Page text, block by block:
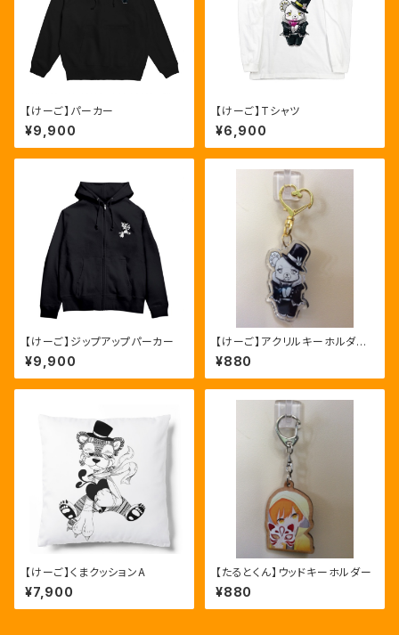
【けーご】パーカー
¥9,900
【けーご】Tシャツ
¥6,900
【けーご】ジップアップパーカー
¥9,900
【けーご】アクリルキーホルダー
モノクロ
¥880
【けーご】くまクッションA
¥7,900
【たるとくん】ウッドキーホルダー
¥880